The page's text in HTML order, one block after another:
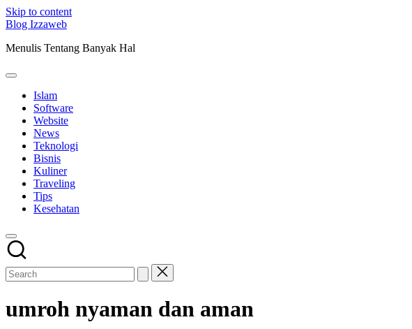
Skip to content
Blog Izzaweb
Menulis Tentang Banyak Hal
Islam
Software
Website
News
Teknologi
Bisnis
Kuliner
Traveling
Tips
Kesehatan
umroh nyaman dan aman